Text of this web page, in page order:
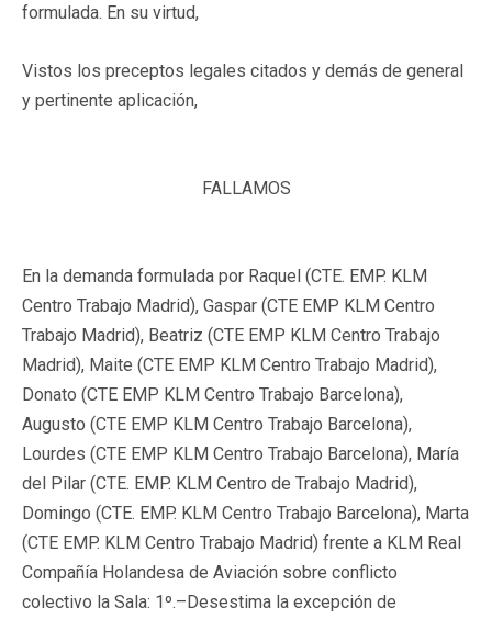
formulada. En su virtud,
Vistos los preceptos legales citados y demás de general
y pertinente aplicación,
FALLAMOS
En la demanda formulada por Raquel (CTE. EMP. KLM
Centro Trabajo Madrid), Gaspar (CTE EMP KLM Centro
Trabajo Madrid), Beatriz (CTE EMP KLM Centro Trabajo
Madrid), Maite (CTE EMP KLM Centro Trabajo Madrid),
Donato (CTE EMP KLM Centro Trabajo Barcelona),
Augusto (CTE EMP KLM Centro Trabajo Barcelona),
Lourdes (CTE EMP KLM Centro Trabajo Barcelona), María
del Pilar (CTE. EMP. KLM Centro de Trabajo Madrid),
Domingo (CTE. EMP. KLM Centro Trabajo Barcelona), Marta
(CTE EMP. KLM Centro Trabajo Madrid) frente a KLM Real
Compañía Holandesa de Aviación sobre conflicto
colectivo la Sala: 1º.–Desestima la excepción de